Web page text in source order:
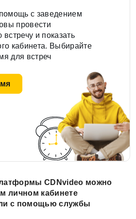
с заведением
провести
и показать
кабинета. Выбирайте
для встреч
CDNvideo можно
личном кабинете
с помощью службы